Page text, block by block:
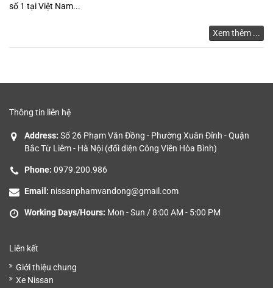
BẢNG
số 1 tại Việt Nam...
Xem thêm ...
Thông tin liên hệ
Address: Số 26 Phạm Văn Đồng - Phường Xuân Đỉnh - Quận
Bắc Từ Liêm - Hà Nội (đối diện Công Viên Hòa Bình)
Phone: 0979.200.986
Email: nissanphamvandong@gmail.com
Working Days/Hours: Mon - Sun / 8:00 AM - 5:00 PM
Liên kết
Giới thiệu chung
Xe Nissan